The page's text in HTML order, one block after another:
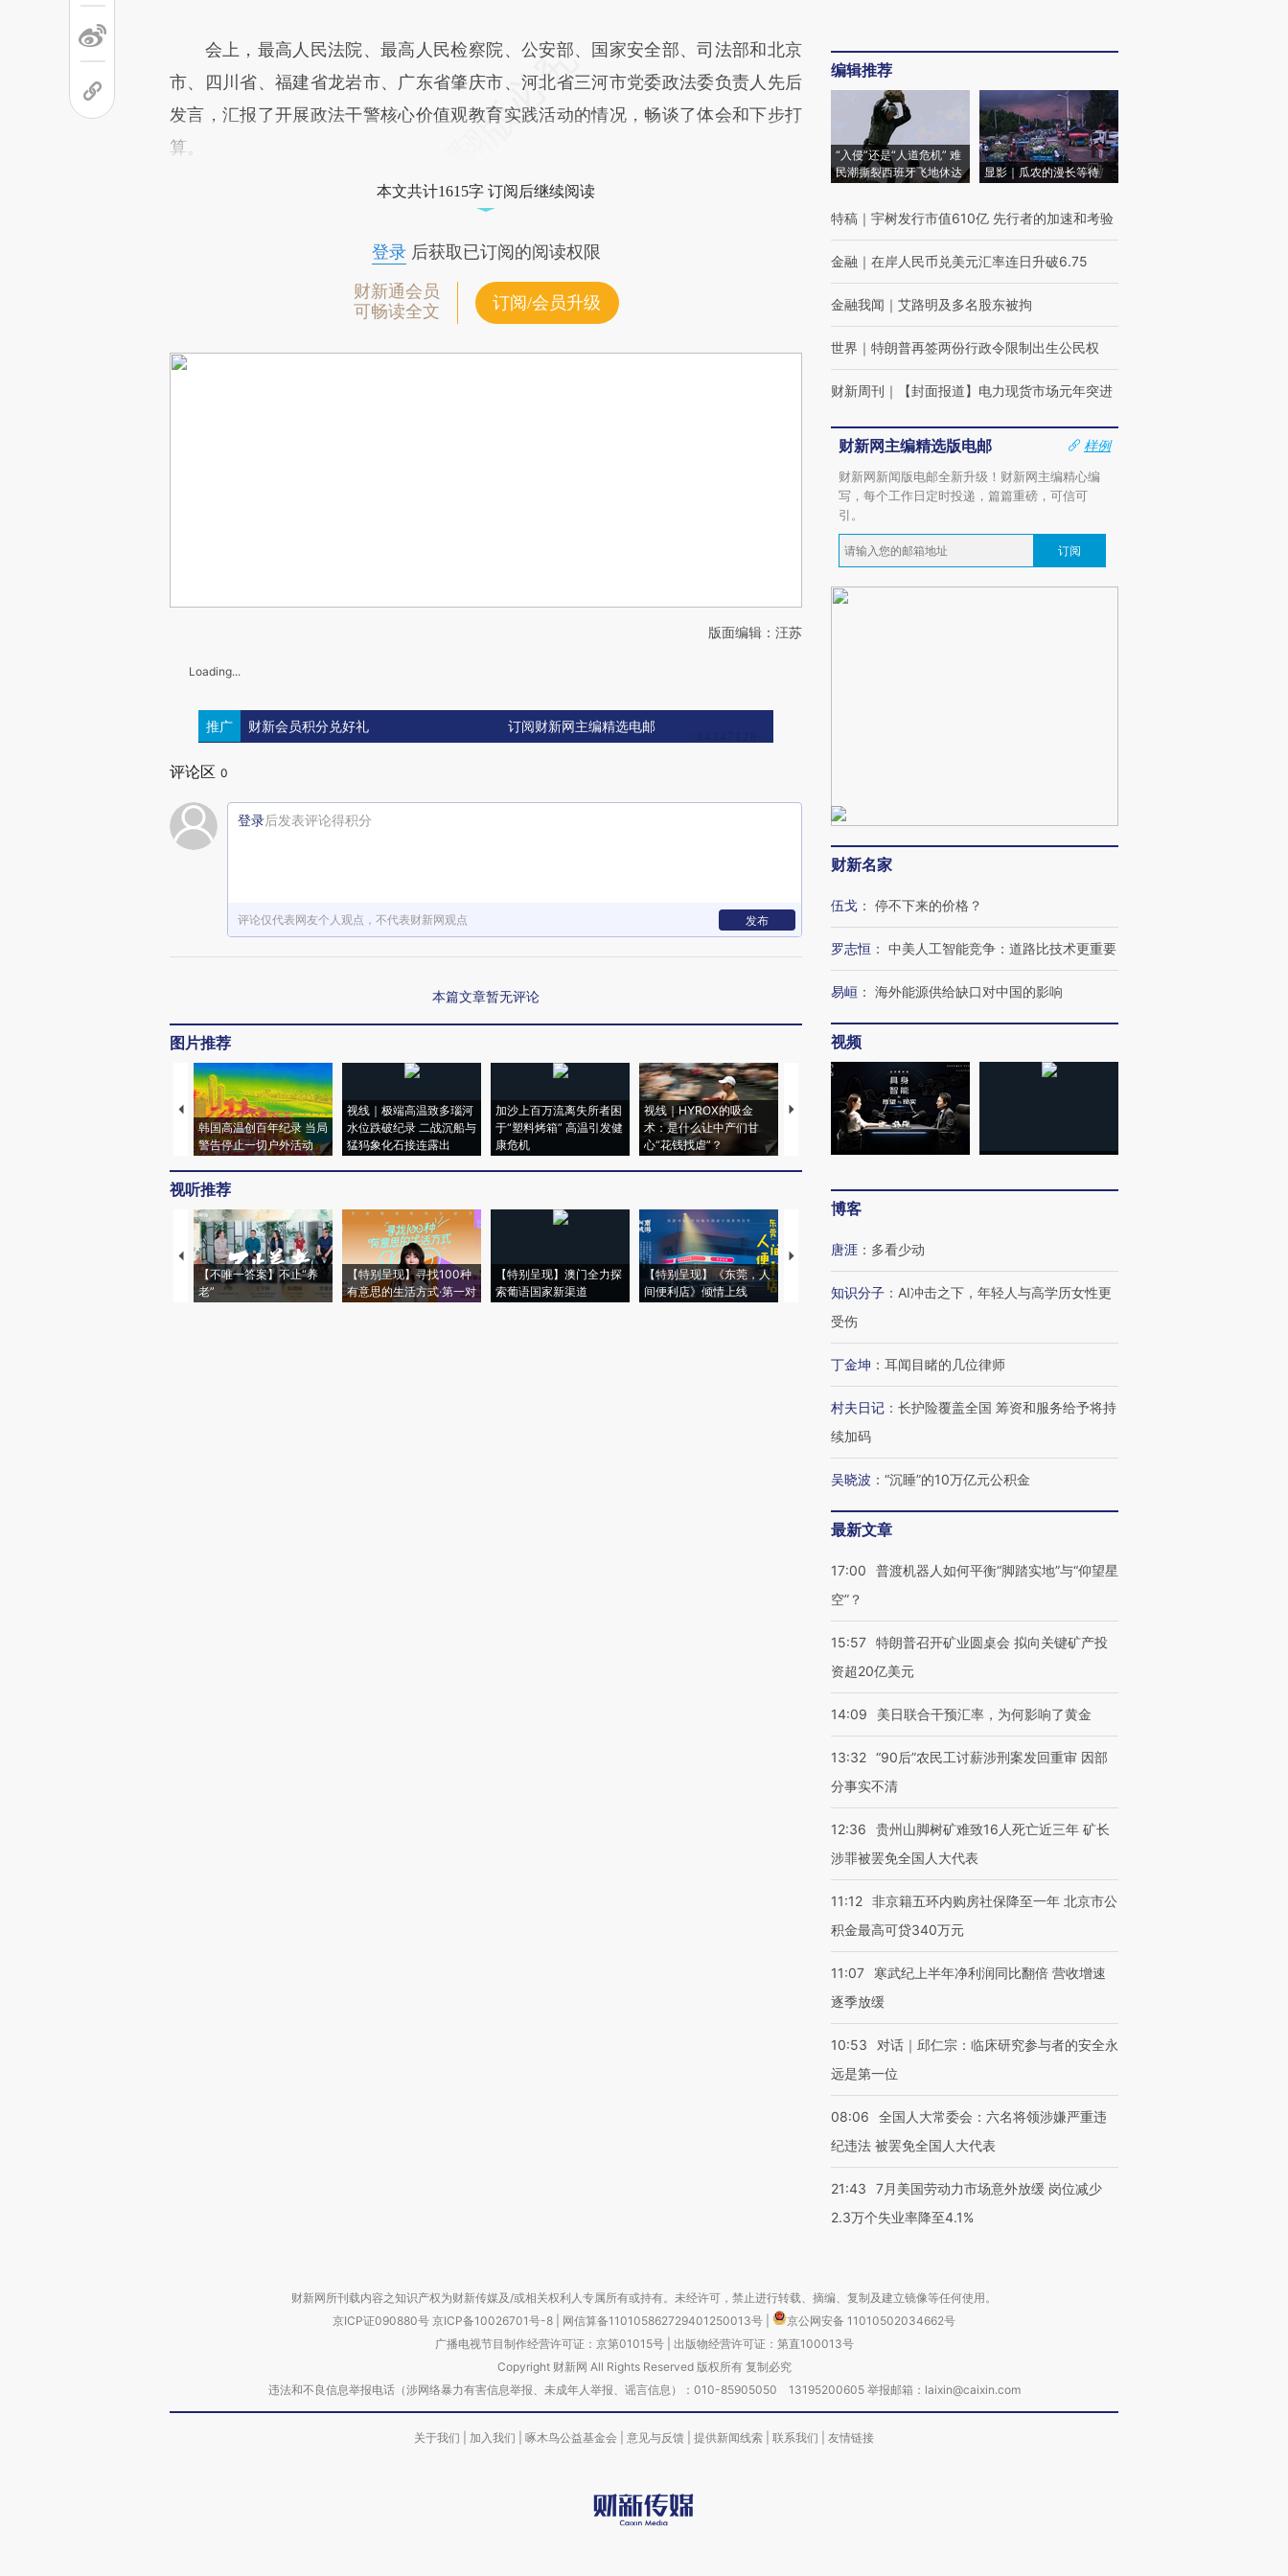
会上，最高人民法院、最高人民检察院、公安部、国家安全部、司法部和北京
市、四川省、福建省龙岩市、广东省肇庆市、河北省三河市党委政法委负责人先后
发言，汇报了开展政法干警核心价值观教育实践活动的情况，畅谈了体会和下步打
算。
本文共计1615字 订阅后继续阅读
登录后获取已订阅的阅读权限
财新通会员
可畅读全文
订阅/会员升级
版面编辑：汪苏
Loading...
推广 财新会员积分兑好礼 订阅财新网主编精选电邮
评论区 0
登录后发表评论得积分
评论仅代表网友个人观点，不代表财新网观点 发布
本篇文章暂无评论
图片推荐
韩国高温创百年纪录 当局
警告停止一切户外活动
视线｜极端高温致多瑙河
水位跌破纪录 二战沉船与
猛犸象化石接连露出
加沙上百万流离失所者困
于“塑料烤箱” 高温引发健
康危机
视线｜HYROX的吸金
术：是什么让中产们甘
心“花钱找虐”？
马航飞行员跨国走私7万
粒摇头丸 尿检体内含3种
视线｜被称为“蟑螂”的印
度Z世代 用街头抗争将教
育部长拱下台
视听推荐
【不唯一答案】不止“养
老”
【特别呈现】寻找100种
有意思的生活方式·第一对
【特别呈现】澳门全力探
索葡语国家新渠道
【特别呈现】《东莞，人
间便利店》倾情上线
【推广】走进第四届链博
会，让数智科技“链”接产
【特别呈现】寻找100种
有意思的生活方式·第三对
CFO：不靠规模取胜，华
住三大增长引擎是什么？
编辑推荐
“入侵”还是“人道危机” 难
民潮撕裂西班牙飞地休达
显影｜瓜农的漫长等待
特稿 ｜ 宇树发行市值610亿 先行者的加速和考验
金融 ｜ 在岸人民币兑美元汇率连日升破6.75
金融我闻 ｜ 艾路明及多名股东被拘
世界 ｜ 特朗普再签两份行政令限制出生公民权
财新周刊 ｜ 【封面报道】电力现货市场元年突进
财新网主编精选版电邮
样例
财新网新闻版电邮全新升级！财新网主编精心编
写，每个工作日定时投递，篇篇重磅，可信可
引。
订阅
财新名家
伍戈 ： 停不下来的价格？
罗志恒 ： 中美人工智能竞争：道路比技术更重要
易峘 ： 海外能源供给缺口对中国的影响
视频
博客
唐涯 ： 多看少动
知识分子 ： AI冲击之下，年轻人与高学历女性更
受伤
丁金坤 ： 耳闻目睹的几位律师
村夫日记 ： 长护险覆盖全国 筹资和服务给予将持
续加码
吴晓波 ： “沉睡”的10万亿元公积金
最新文章
17:00
普渡机器人如何平衡“脚踏实地”与“仰望星
空”？
15:57 特朗普召开矿业圆桌会 拟向关键矿产投
资超20亿美元
14:09 美日联合干预汇率，为何影响了黄金
13:32 “90后”农民工讨薪涉刑案发回重审 因部
分事实不清
12:36
贵州山脚树矿难致16人死亡近三年 矿长
涉罪被罢免全国人大代表
11:12 非京籍五环内购房社保降至一年 北京市公
积金最高可贷340万元
11:07
寒武纪上半年净利润同比翻倍 营收增速
逐季放缓
10:53
对话｜邱仁宗：临床研究参与者的安全永
远是第一位
08:06
全国人大常委会：六名将领涉嫌严重违
纪违法 被罢免全国人大代表
21:43
7月美国劳动力市场意外放缓 岗位减少
2.3万个失业率降至4.1%
财新网所刊载内容之知识产权为财新传媒及/或相关权利人专属所有或持有。未经许可，禁止进行转载、摘编、复制及建立镜像等任何使用。
京ICP证090880号 京ICP备10026701号-8 网信算备110105862729401250013号
京公网安备 11010502034662号
广播电视节目制作经营许可证：京第01015号| 出版物经营许可证：第直100013号
Copyright 财新网 All Rights Reserved 版权所有 复制必究
违法和不良信息举报电话（涉网络暴力有害信息举报、未成年人举报、谣言信息）：010-85905050 13195200605 举报邮箱：laixin@caixin.com
关于我们 加入我们 啄木鸟公益基金会 意见与反馈 提供新闻线索 联系我们 友情链接